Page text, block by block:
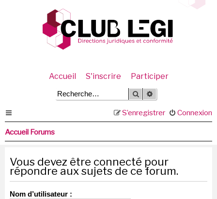
Accueil S'inscrire Participer
Rechercher
Connexion
S’enregistrer
Accueil Forums
Vous devez être connecté pour
répondre aux sujets de ce forum.
Nom d’utilisateur :